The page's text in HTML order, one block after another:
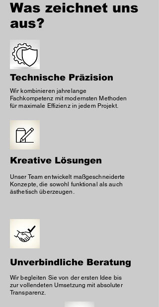
Was zeichnet uns
aus?
Technische Präzision
Wir kombinieren jahrelange
Fachkompetenz mit modernsten Methoden
für maximale Effizienz in jedem Projekt.
Kreative Lösungen
Unser Team entwickelt maßgeschneiderte
Konzepte, die sowohl funktional als auch
ästhetisch überzeugen.
Unverbindliche Beratung
Wir begleiten Sie von der ersten Idee bis
zur vollendeten Umsetzung mit absoluter
Transparenz.